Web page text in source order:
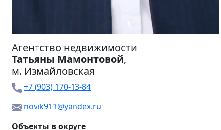
Агентство недвижимости
Татьяны Мамонтовой,
м. Измайловская
+7 (903) 170-13-84
novik911@yandex.ru
Объекты в округе